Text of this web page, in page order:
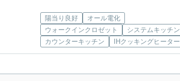
陽当り良好
オール電化
ウォークインクロゼット
システムキッチン
カウンターキッチン
IHクッキングヒーター